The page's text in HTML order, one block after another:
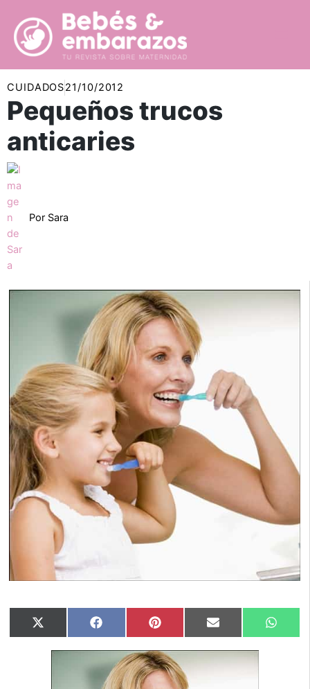
contenido
CUIDADOS21/10/2012
Pequeños trucos
anticaries
Por Sara
Compartir
en
X
(Twitter)
Compartir
en
Facebook Compartir
en
Pinterest Compartir
en
Email
en